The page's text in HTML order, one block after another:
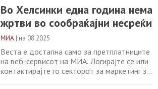
година нема жртви во сообраќајни несреќи
Почна судскиот процес за нападот врз
концертната сала „Крокус“ во близина на
Москва, во кој загинаа 149 лица Во Египет
Во Хелсинки една година нема
жртви во сообраќајни несреќи
МИА | на 08.2025
Веста е достапна само за претплатниците
на веб-сервисот на МИА. Логирајте се или
контактирајте го секторот за маркетинг за